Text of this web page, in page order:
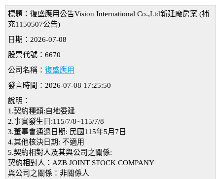
標題：復盛應用公告Vision International Co.,Ltd新建廠房案 (補
充1150507公告)
日期：2026-07-08
股票代號：6670
公司名稱： 復盛應用
發言時間：2026-07-08 17:25:50
說明：
1.契約種類:自地委建
2.事實發生日:115/7/8~115/7/8
3.董事會通過日期: 民國115年5月7日
4.其他核決日期: 不適用
5.契約相對人及其與公司之關係:
契約相對人：AZB JOINT STOCK COMPANY
與公司之關係：非關係人